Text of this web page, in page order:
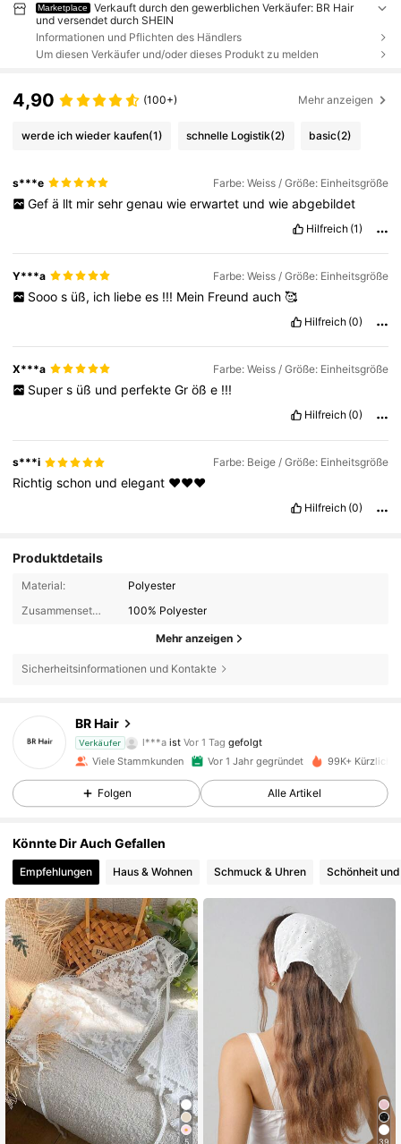
Marketplace
Verkauft durch den gewerblichen Verkäufer: BR Hair
und versendet durch SHEIN
Informationen und Pflichten des Händlers
Um diesen Verkäufer und/oder dieses Produkt zu melden
4,90 (100+) Mehr anzeigen
werde ich wieder kaufen(1) schnelle Logistik(2) basic(2)
s***e Farbe: Weiss / Größe: Einheitsgröße
Gef ä llt mir sehr genau wie erwartet und wie abgebildet
Hilfreich (1)
Y***a Farbe: Weiss / Größe: Einheitsgröße
Sooo s üß, ich liebe es !!! Mein Freund auch 🥰
Hilfreich (0)
X***a Farbe: Weiss / Größe: Einheitsgröße
Super s üß und perfekte Gr öß e !!!
Hilfreich (0)
s***i Farbe: Beige / Größe: Einheitsgröße
Richtigschon undelegant ❤️❤️❤️
Hilfreich (0)
Produktdetails
Material:
Polyester
Zusammensetzung:
100% Polyester
Mehr anzeigen
Sicherheitsinformationen und Kontakte
BR Hair
Verkäufer c***t ist am Durchsuchen
4,88
6K Follower
4,88 6K Follower
4,88 6K Follower
4,88 6K Follower
4,88 6K Follower
4,88 6K Follower
Viele Stammkunden Vor 1 Jahr gegründet 99K+ Kürzlich
Folgen Alle Artikel
Könnte Dir Auch Gefallen
Empfehlungen Haus & Wohnen Schmuck & Uhren Schönheit
5 39